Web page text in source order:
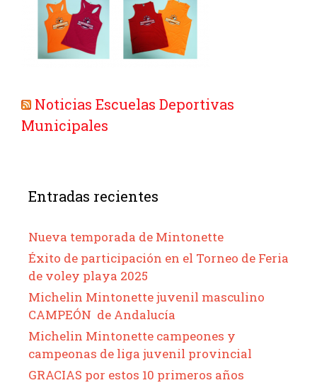
Noticias Escuelas Deportivas
Municipales
Entradas recientes
Nueva temporada de Mintonette
Éxito de participación en el Torneo de Feria
de voley playa 2025
Michelin Mintonette juvenil masculino
CAMPEÓN de Andalucía
Michelin Mintonette campeones y
campeonas de liga juvenil provincial
GRACIAS por estos 10 primeros años